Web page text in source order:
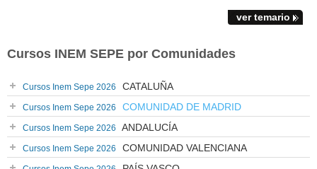
ver temario
Cursos INEM SEPE por Comunidades
Cursos Inem Sepe 2026 CATALUÑA
Cursos Inem Sepe 2026 COMUNIDAD DE MADRID
Cursos Inem Sepe 2026 ANDALUCÍA
Cursos Inem Sepe 2026 COMUNIDAD VALENCIANA